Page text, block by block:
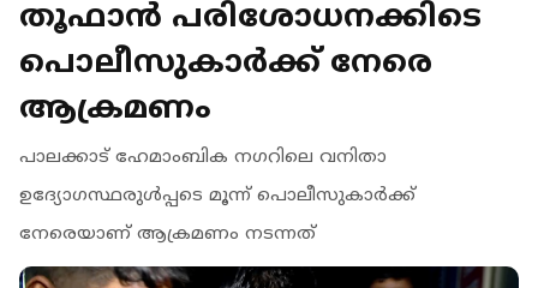
തൂഫാന്‍ പരിശോധനക്കിടെ
പൊലീസുകാര്‍ക്ക് നേരെ
ആക്രമണം
പാലക്കാട് ഹേമാംബിക നഗറിലെ വനിതാ
ഉദ്യോഗസ്ഥരുള്‍പ്പടെ മൂന്ന് പൊലീസുകാര്‍ക്ക്
നേരെയാണ് ആക്രമണം നടന്നത്